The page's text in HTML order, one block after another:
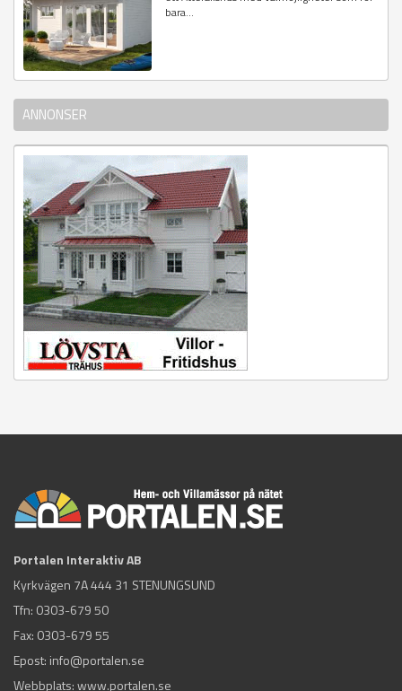
bara...
ANNONSER
Portalen Interaktiv AB
Kyrkvägen 7A 444 31 STENUNGSUND
Tfn: 0303-679 50
Fax: 0303-679 55
Epost: info@portalen.se
Webbplats: www.portalen.se